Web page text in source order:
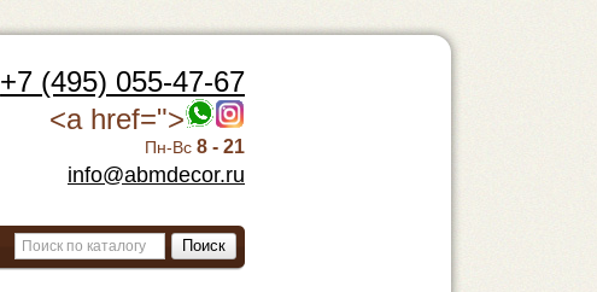
+7 (495) 055-47-67
<a href=">
Пн-Вс 8 - 21
info@abmdecor.ru
Поиск